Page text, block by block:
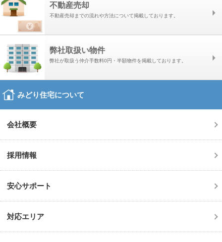
イン名のサイトから本サイトにアクセスされたかなど、個人が特定されな
い方法で情報を収集することがあります。
クッキーの使用について
ータを識別する業界標準の技術）を使用することがあります。
■WEBサーバーで発生した問題の原因を突き止め解決するため
■WEBサイトや電子メール等の内容を、お客様によりご満足いただけるよ
■WEBサイトや電子メール等の内容を、お客様個々の利用に合わせてカス
タマイズするため
■個人を特定できない状態で、統計資料として利用するため
関連法令等の改廃または当社を取り巻く社会環境の変化等に応じて、本ポ
いいたします。
不動産売却
不動産売却までの流れや方法について掲載しております。
弊社取扱い物件
弊社が取扱う仲介手数料0円・半額物件を掲載しております。
みどり住宅について
会社概要
採用情報
安心サポート
対応エリア